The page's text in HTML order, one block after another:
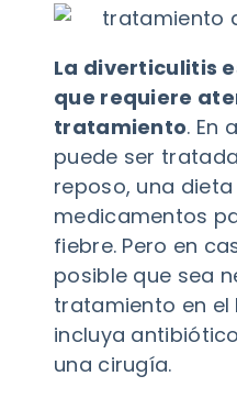
La diverticulitis
que requiere
tratamiento. En
puede ser
reposo, una
medicamentos
fiebre. Pero en
posible que sea
tratamiento en el
incluya
una cirugía.